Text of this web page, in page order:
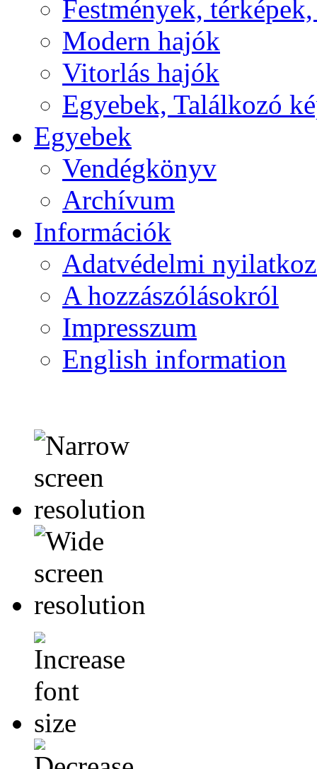
Festmények,
Modern hajók
Vitorlás hajók
Egyebek, Találkozó
Egyebek
Vendégkönyv
Archívum
Információk
Adatvédelmi
A hozzászólásokról
Impresszum
English information